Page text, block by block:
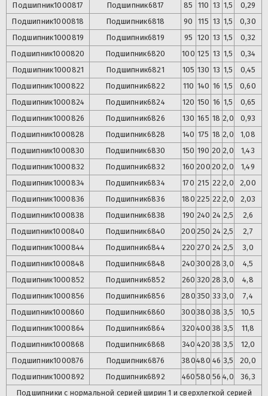
Подшипник1000817 Подшипник6817 85 110 13 1,5
0,29
Подшипник1000818 Подшипник6818 90 115 13 1,5
0,30
Подшипник1000819 Подшипник6819 95 120 13 1,5
0,32
Подшипник1000820 Подшипник6820 100 125 13 1,5
0,34
Подшипник1000821 Подшипник6821 105 130 13 1,5
0,45
Подшипник1000822 Подшипник6822 110 140 16 1,5
0,60
Подшипник1000824 Подшипник6824 120 150 16 1,5
0,65
Подшипник1000826 Подшипник6826 130 165 18 2,0
0,93
Подшипник1000828 Подшипник6828 140 175 18 2,0
1,08
Подшипник1000830 Подшипник6830 150 190 20 2,0
1,43
Подшипник1000832 Подшипник6832 160 200 20 2,0
1,49
Подшипник1000834 Подшипник6834 170 215 22 2,0
2,00
Подшипник1000836 Подшипник6836 180 225 22 2,0
2,03
Подшипник1000838 Подшипник6838 190 240 24 2,5
2,6
Подшипник1000840 Подшипник6840 200 250 24 2,5
2,7
Подшипник1000844 Подшипник6844 220 270 24 2,5
3,0
Подшипник1000848 Подшипник6848 240 300 28 3,0
4,5
Подшипник1000852 Подшипник6852 260 320 28 3,0
4,8
Подшипник1000856 Подшипник6856 280 350 33 3,0
7,4
Подшипник1000860 Подшипник6860 300380 38 3,5
10,5
Подшипник1000864 Подшипник6864 320 400 38 3,5
11,8
Подшипник1000868 Подшипник6868 340 420 38 3,5
12,0
Подшипник1000876 Подшипник6876 380480 46 3,5
20,0
Подшипник1000892 Подшипник6892 460 580 56 4,0
36,3
Подшипники с нормальной серией ширин 1 и сверхлегкой серией